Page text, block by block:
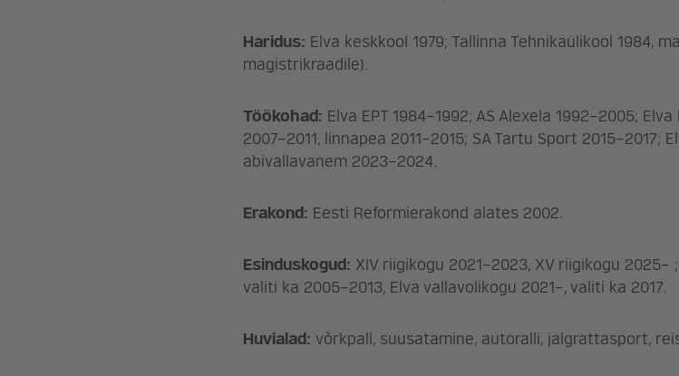
Haridus: Elva keskkool 1979; Tallinna Tehnikaülikool 1984,
magistrikraadile).
Töökohad: Elva EPT 1984–1992; AS Alexela 1992–2005;
2007–2011, linnapea 2011–2015; SA Tartu Sport 2015–2017;
abivallavanem 2023–2024.
Erakond: Eesti Reformierakond alates 2002.
Esinduskogud: XIV riigikogu 2021–2023, XV riigikogu
valiti ka 2005–2013, Elva vallavolikogu 2021–, valiti ka 2017.
Huvialad: võrkpall, suusatamine, autoralli, jalgrattasport,